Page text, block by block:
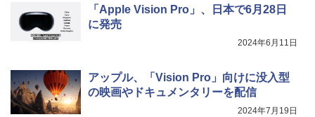
「Apple Vision Pro」、日本で6月28日
に発売
2024年6月11日
アップル、「Vision Pro」向けに没入型
の映画やドキュメンタリーを配信
2024年7月19日